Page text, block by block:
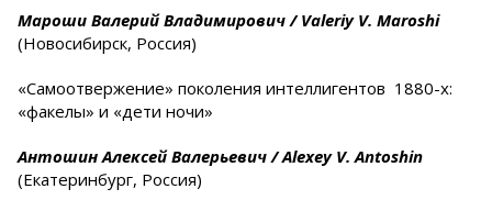
Мароши Валерий Владимирович /Valeriy V. Maroshi
(Новосибирск, Россия)
«Самоотвержение» поколения интеллигентов 1880-х:
«факелы» и «дети ночи»
Антошин Алексей Валерьевич /Alexey V.Antoshin
(Екатеринбург, Россия)